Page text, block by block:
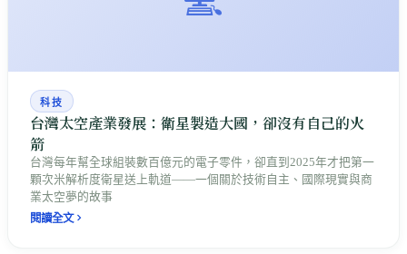
科技
台灣太空產業發展：衛星製造大國，卻沒有自己的火
箭
台灣每年幫全球組裝數百億元的電子零件，卻直到2025年才把第一
顆次米解析度衛星送上軌道——一個關於技術自主、國際現實與商
業太空夢的故事
閱讀全文